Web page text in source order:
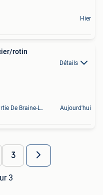
Hier
rotin
Détails
Waterloo + Partie De Braine-L'Alleud, De Ohain Aujourd'hui
3
3